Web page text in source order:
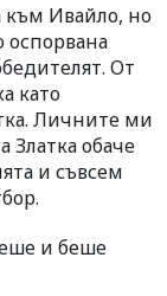
към Ивайло, но
оспорвана
От
като
Личните ми
обаче
и съвсем
и беше